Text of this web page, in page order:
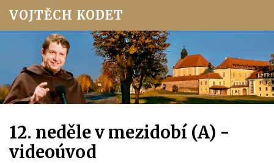
VOJTĚCH KODET
12. neděle v mezidobí (A) -
videoúvod